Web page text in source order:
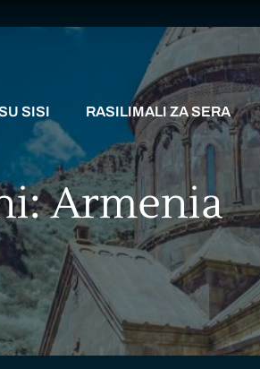
SISI RASILIMALI ZA SERA
Armenia